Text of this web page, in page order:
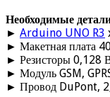
Необходимые
► Arduino UNO R3
► Макетная плата
► Резисторы 0,128
► Модуль GSM,
► Провод DuPont,